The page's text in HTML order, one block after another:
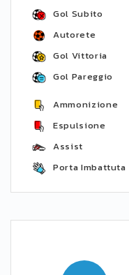
Gol Subito
Autorete
Gol Vittoria
Gol Pareggio
Ammonizione
Espulsione
Assist
Porta Imbattuta